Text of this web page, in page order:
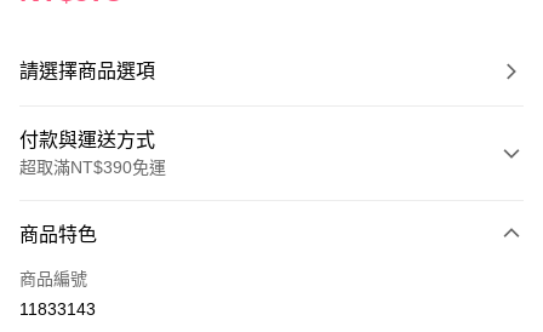
請選擇商品選項
付款與運送方式
超取滿NT$390免運
POYA支付
信用卡一次付款
商品特色
商品編號
11833143